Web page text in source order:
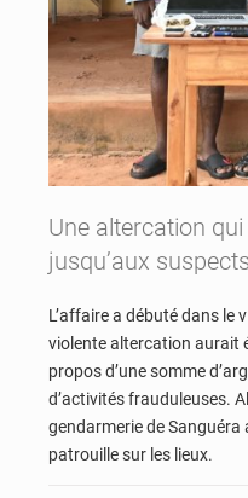
Une altercation
jusqu’aux suspects
L’affaire a débuté dans le
violente altercation aurait
propos d’une somme
d’activités frauduleuses.
gendarmerie de
patrouille sur les lieux.